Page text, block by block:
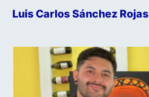
Luis Carlos Sánchez Rojas